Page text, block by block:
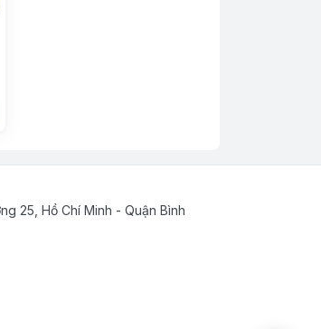
25, Hồ Chí Minh - Quận Bình